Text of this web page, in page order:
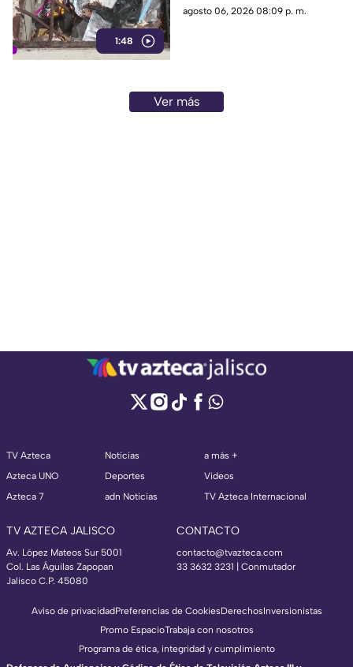
1:48
residuos.
viejos hasta animales muertos,
condiciones insalubres del
lugar.
agosto 06, 2026 08:09 p. m.
Ver más
TV Azteca
Azteca UNO
Azteca 7
Noticias
Deportes
adn Noticias
a más +
Videos
TV Azteca Internacional
TV AZTECA JALISCO
Av. López Mateos Sur 5001
Col. Las Águilas Zapopan
Jalisco C.P. 45080
CONTACTO
contacto@tvazteca.com
33 3632 3231 | Conmutador
Aviso de privacidadPreferencias de CookiesDerechosInversionistas
Promo EspacioTrabaja con nosotros
Programa de ética, integridad y cumplimiento